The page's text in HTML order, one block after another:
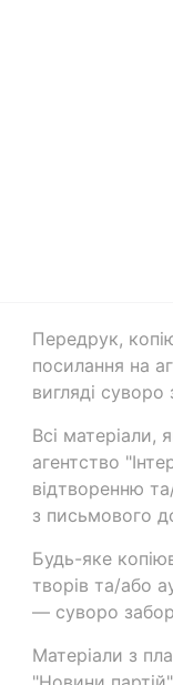
Передрук,
посилання на
вигляді суворо
Всі матеріали,
агентство
відтворенню
з письмового
Будь-яке
творів та/або
— суворо
Матеріали з